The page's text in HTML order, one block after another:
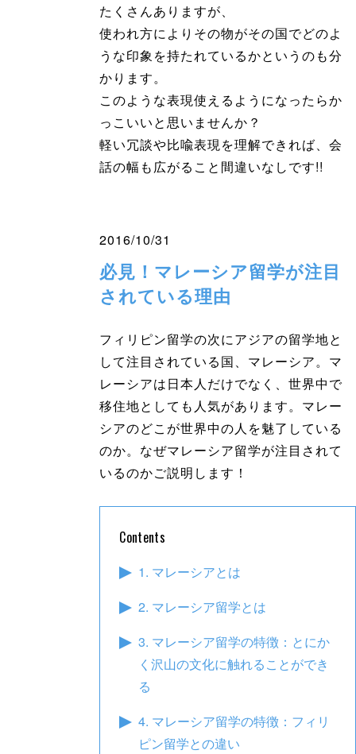
たくさんありますが、
使われ方によりその物がその国でどのよ
うな印象を持たれているかというのも分
かります。
このような表現使えるようになったらか
っこいいと思いませんか？
軽い冗談や比喩表現を理解できれば、会
話の幅も広がること間違いなしです!!
2016/10/31
必見！マレーシア留学が注目
されている理由
フィリピン留学の次にアジアの留学地と
して注目されている国、マレーシア。マ
レーシアは日本人だけでなく、世界中で
移住地としても人気があります。マレー
シアのどこが世界中の人を魅了している
のか。なぜマレーシア留学が注目されて
いるのかご説明します！
Contents
1. マレーシアとは
2. マレーシア留学とは
3. マレーシア留学の特徴：とにか
く沢山の文化に触れることができ
る
4. マレーシア留学の特徴：フィリ
ピン留学との違い